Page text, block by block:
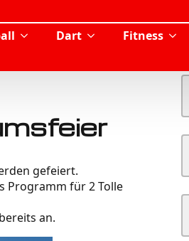
Dart Fitness
gefeiert.
Programm für 2 Tolle
an.